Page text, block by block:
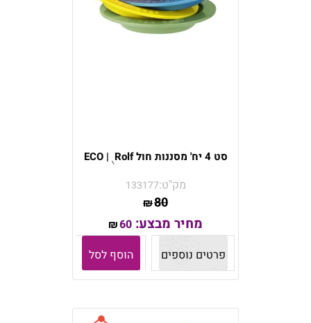
סט 4 יח' מסננות חול ECO | ֻ Rolf
מק"ט:133177
₪80
מחיר מבצע: ₪60
פרטים נוספים
הוסף לסל